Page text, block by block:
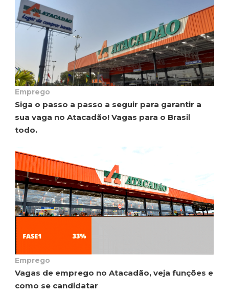
Emprego
Siga o passo a passo a seguir para garantir a
sua vaga no Atacadão! Vagas para o Brasil
todo.
Emprego
Vagas de emprego no Atacadão, veja funções e
como se candidatar